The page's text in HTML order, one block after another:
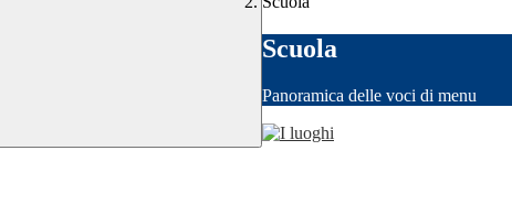
Scuola
Panoramica delle voci di menu